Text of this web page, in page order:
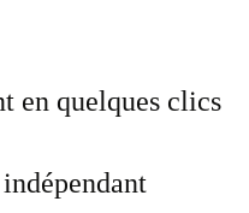
en quelques clics